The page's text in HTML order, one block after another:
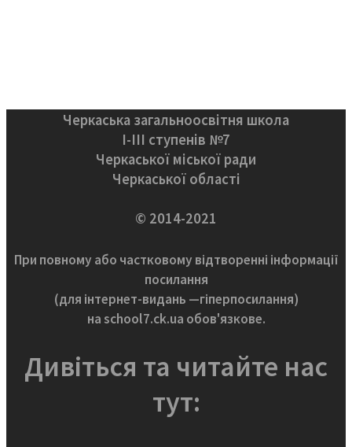
Черкаська загальноосвітня школа
І-ІІІ ступенів №7
Черкаської міської ради
Черкаської області
© 2014-2021
При повному або частковому відтворенні інформації
посилання
(для інтернет-видань —гіперпосилання)
на school7.ck.ua обов'язкове.
Дивіться та читайте нас
тут: